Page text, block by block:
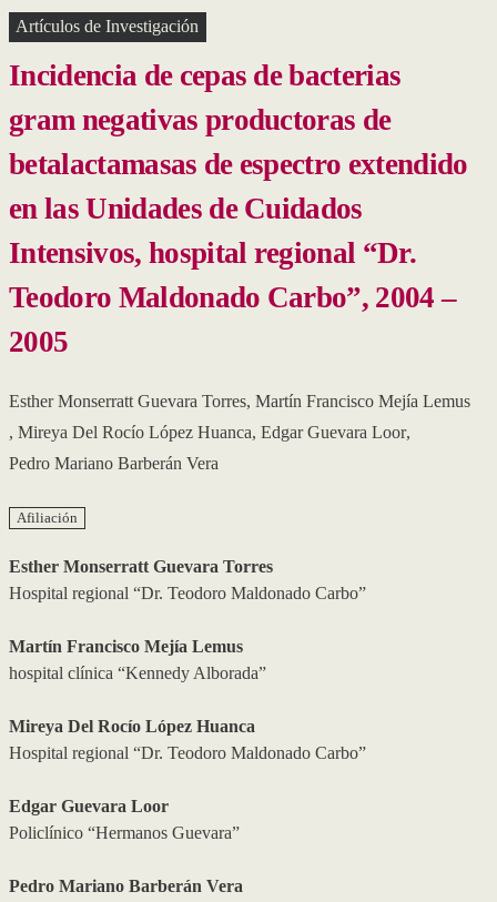
Artículos de Investigación
Incidencia de cepas de bacterias
gram negativas productoras de
betalactamasas de espectro extendido
en las Unidades de Cuidados
Intensivos, hospital regional “Dr.
Teodoro Maldonado Carbo”, 2004 –
2005
Esther Monserratt Guevara Torres, Martín Francisco Mejía Lemus
, Mireya Del Rocío López Huanca, Edgar Guevara Loor,
Pedro Mariano Barberán Vera
Afiliación
Esther Monserratt Guevara Torres
Hospital regional “Dr. Teodoro Maldonado Carbo”
Martín Francisco Mejía Lemus
hospital clínica “Kennedy Alborada”
Mireya Del Rocío López Huanca
Hospital regional “Dr. Teodoro Maldonado Carbo”
Edgar Guevara Loor
Policlínico “Hermanos Guevara”
Pedro Mariano Barberán Vera